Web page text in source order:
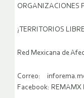
ORGANIZACIONES
¡TERRITORIOS
Red Mexicana de
Correo:
Facebook: